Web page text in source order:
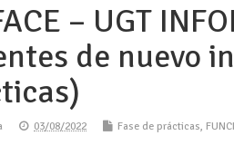
– UGT
de nuevo
03/08/2022 Fase de prácticas,